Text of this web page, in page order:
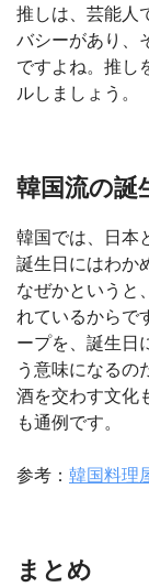
推しは、芸能人
バシーがあり、
ですよね。推し
ルしましょう。
韓国流の誕
韓国では、日本
誕生日にはわか
なぜかというと
れているからで
ープを、誕生日
う意味になるの
酒を交わす文化
も通例です。
参考： 韓国料理
まとめ